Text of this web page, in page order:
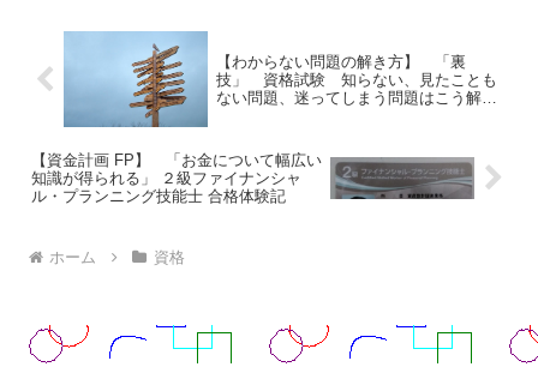
【わからない問題の解き方】 「裏
技」 資格試験 知らない、見たことも
ない問題、迷ってしまう問題はこう解こ
【資金計画 FP】 「お金について幅広い
知識が得られる」 ２級ファイナンシャ
ル・プランニング技能士 合格体験記
ホーム 資格